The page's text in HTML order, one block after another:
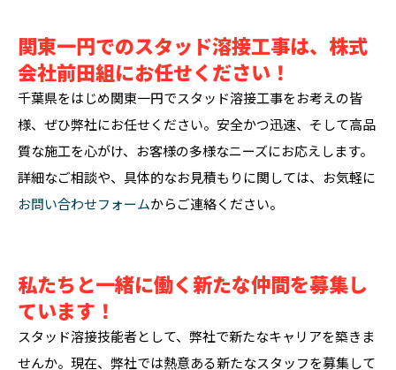
関東一円でのスタッド溶接工事は、株式
会社前田組にお任せください！
千葉県をはじめ関東一円でスタッド溶接工事をお考えの皆
様、ぜひ弊社にお任せください。安全かつ迅速、そして高品
質な施工を心がけ、お客様の多様なニーズにお応えします。
詳細なご相談や、具体的なお見積もりに関しては、お気軽に
お問い合わせフォームからご連絡ください。
私たちと一緒に働く新たな仲間を募集し
ています！
スタッド溶接技能者として、弊社で新たなキャリアを築きま
せんか。現在、弊社では熱意ある新たなスタッフを募集して